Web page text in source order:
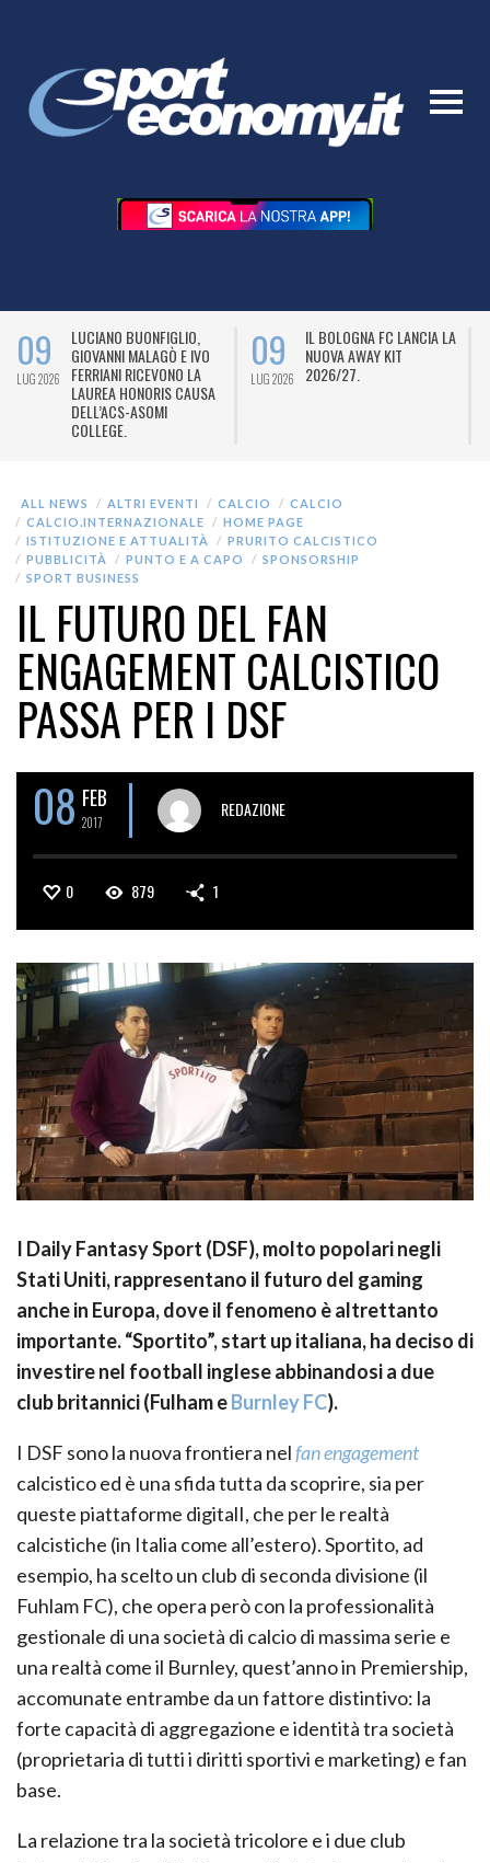
09
LUG 2026
LUCIANO BUONFIGLIO,
GIOVANNI MALAGÒ E IVO
FERRIANI RICEVONO LA
LAUREA HONORIS CAUSA
DELL’ACS-ASOMI
COLLEGE.
09
LUG 2026
IL BOLOGNA FC LANCIA LA
NUOVA AWAY KIT
2026/27.
ALL NEWS ALTRI EVENTI CALCIO
CALCIO
CALCIO.INTERNAZIONALE
HOME PAGE
ISTITUZIONE E ATTUALITÀ
PRURITO CALCISTICO
PUBBLICITÀ
PUNTO E A CAPO
SPONSORSHIP
SPORT BUSINESS
IL FUTURO DEL FAN
ENGAGEMENT CALCISTICO
PASSA PER I DSF
08 FEB
2017
REDAZIONE
0 879 1
I Daily Fantasy Sport (DSF), molto popolari negli
Stati Uniti, rappresentano il futuro del gaming
anche in Europa, dove il fenomeno è altrettanto
importante. “Sportito”, start up italiana, ha deciso di
investire nel football inglese abbinandosi a due
club britannici (Fulham eBurnley FC).
I DSF sono la nuova frontiera nelfan engagement
calcistico ed è una sfida tutta da scoprire, sia per
queste piattaforme digitalI, che per le realtà
calcistiche (in Italia come all’estero). Sportito, ad
esempio, ha scelto un club di seconda divisione (il
Fuhlam FC), che opera però con la professionalità
gestionale di una società di calcio di massima serie e
una realtà come il Burnley, quest’anno in Premiership,
accomunate entrambe da un fattore distintivo: la
forte capacità di aggregazione e identità tra società
(proprietaria di tutti i diritti sportivi e marketing) e fan
base.
La relazione tra la società tricolore e i due club